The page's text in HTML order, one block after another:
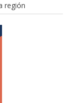
región